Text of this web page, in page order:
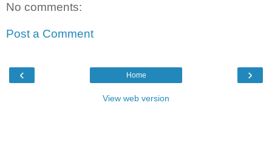
No comments:
Post a Comment
‹ ›
Home
View web version